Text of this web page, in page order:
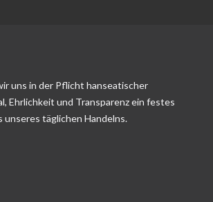
uns in der Pflicht hanseatischer
Ehrlichkeit und Transparenz ein festes
täglichen Handelns.